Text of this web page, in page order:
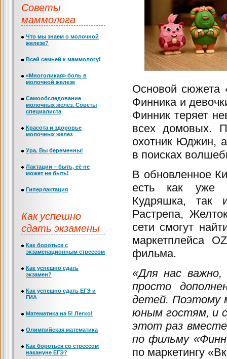
Основой сюжета
Финника и
Финник теряет
всех домовых.
охотник Юджин,
в поисках
В обновленное
есть как уже
Кудряшка, так
Растрепа,
сети смогут
маркетплейса
фильма.
«Для нас
просто
детей. Поэтому
юным гостям, и
этот раз
по фильму
по маркетингу
Советы
маммолога
Что мы знаем о молочной
железе?
Всей семьей к маммологу!
«Многоликая» боль в
молочной железе
Самообследование
молочных желез. Советы
специалиста
Красота и здоровье
молочных желез
Ура, Вы беременны!
Лактации – быть, её не
может не быть!
Гиперлактация
Как успешно
сдать экзамены
Как бороться с
экзаменационным стрессом
Как успешно сдать
экзамен?
Как успешно сдать ЕГЭ и
ГИА
Математика на 5! Легко!
Олимпийская математика
Как бороться со стрессом
накануне ЕГЭ?